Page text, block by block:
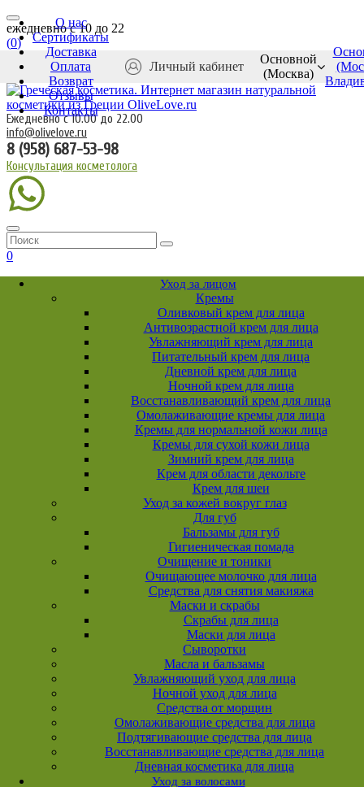
ежедневно c 10 до 22
(0)
О нас
Сертификаты
Доставка
Оплата
Возврат
Отзывы
Контакты
Личный кабинет
Основной
(Москва)
Ежедневно с 10.00 до 22.00
info@olivelove.ru
8 (958) 687-53-98
Консультация косметолога
0
Уход за лицом
Кремы
Оливковый крем для лица
Антивозрастной крем для лица
Увлажняющий крем для лица
Питательный крем для лица
Дневной крем для лица
Ночной крем для лица
Восстанавливающий крем для лица
Омолаживающие кремы для лица
Кремы для нормальной кожи лица
Кремы для сухой кожи лица
Зимний крем для лица
Крем для области декольте
Крем для шеи
Уход за кожей вокруг глаз
Для губ
Бальзамы для губ
Гигиеническая помада
Очищение и тоники
Очищающее молочко для лица
Средства для снятия макияжа
Маски и скрабы
Скрабы для лица
Маски для лица
Сыворотки
Масла и бальзамы
Увлажняющий уход для лица
Ночной уход для лица
Средства от морщин
Омолаживающие средства для лица
Подтягивающие средства для лица
Восстанавливающие средства для лица
Дневная косметика для лица
Уход за волосами